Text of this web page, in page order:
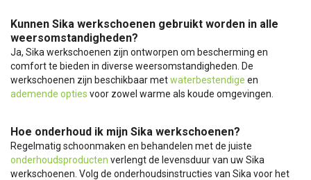
Kunnen Sika werkschoenen gebruikt worden in alle
weersomstandigheden?
Ja, Sika werkschoenen zijn ontworpen om bescherming en
comfort te bieden in diverse weersomstandigheden. De
werkschoenen zijn beschikbaar metwaterbestendige en
ademende opties voor zowel warme als koude omgevingen.
Hoe onderhoud ik mijn Sika werkschoenen?
Regelmatig schoonmaken en behandelen met de juiste
onderhoudsproducten verlengt de levensduur van uw Sika
werkschoenen. Volg de onderhoudsinstructies van Sika voor het